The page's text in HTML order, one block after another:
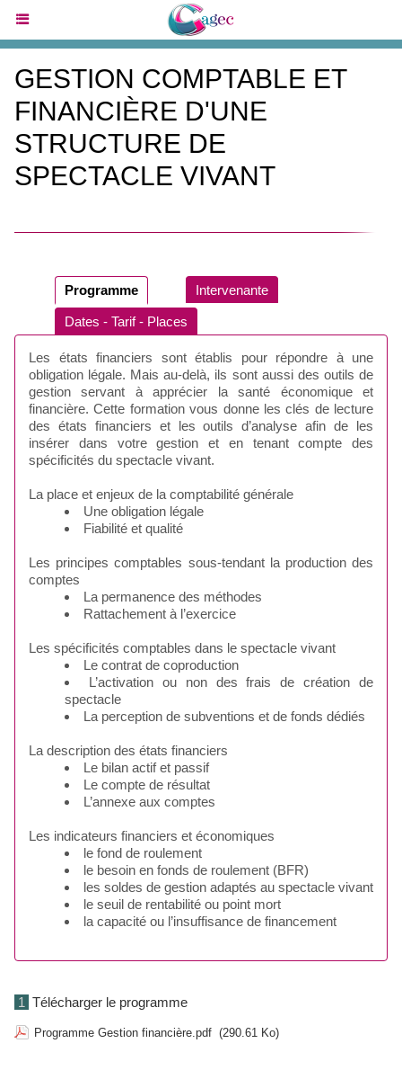
GESTION COMPTABLE ET
FINANCIÈRE D'UNE
STRUCTURE DE
SPECTACLE VIVANT
Programme Intervenante
Dates - Tarif - Places
Les états financiers sont établis pour répondre à une
obligation légale. Mais au-delà, ils sont aussi des outils de
gestion servant à apprécier la santé économique et
financière. Cette formation vous donne les clés de lecture
des états financiers et les outils d’analyse afin de les
insérer dans votre gestion et en tenant compte des
spécificités du spectacle vivant.
La place et enjeux de la comptabilité générale
Une obligation légale
Fiabilité et qualité
Les principes comptables sous-tendant la production des
comptes
La permanence des méthodes
Rattachement à l’exercice
Les spécificités comptables dans le spectacle vivant
Le contrat de coproduction
L’activation ou non des frais de création de
spectacle
La perception de subventions et de fonds dédiés
La description des états financiers
Le bilan actif et passif
Le compte de résultat
L’annexe aux comptes
Les indicateurs financiers et économiques
le fond de roulement
le besoin en fonds de roulement (BFR)
les soldes de gestion adaptés au spectacle vivant
le seuil de rentabilité ou point mort
la capacité ou l’insuffisance de financement
1 Télécharger le programme
Programme Gestion financière.pdf (290.61 Ko)